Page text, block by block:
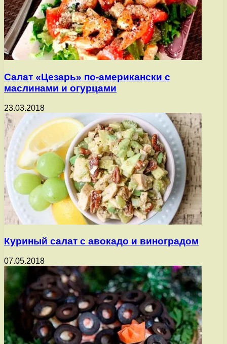
Салат «Цезарь» по-американски с
маслинами и огурцами
23.03.2018
Куриный салат с авокадо и виноградом
07.05.2018